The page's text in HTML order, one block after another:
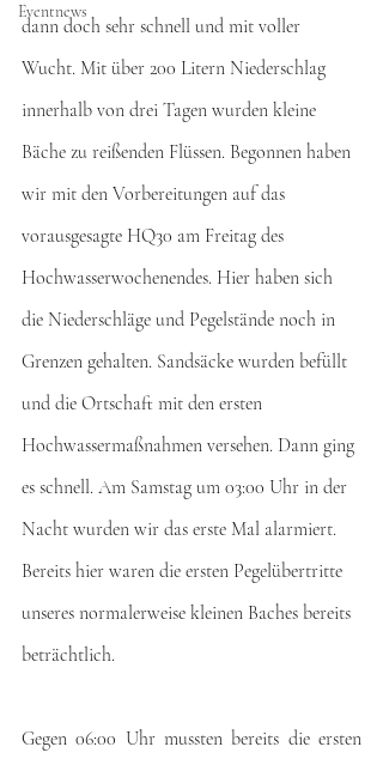
Eventnews
dann doch sehr schnell und mit voller
Wucht. Mit über 200 Litern Niederschlag
innerhalb von drei Tagen wurden kleine
Bäche zu reißenden Flüssen. Begonnen haben
wir mit den Vorbereitungen auf das
vorausgesagte HQ30 am Freitag des
Hochwasserwochenendes. Hier haben sich
die Niederschläge und Pegelstände noch in
Grenzen gehalten. Sandsäcke wurden befüllt
und die Ortschaft mit den ersten
Hochwassermaßnahmen versehen. Dann ging
es schnell. Am Samstag um 03:00 Uhr in der
Nacht wurden wir das erste Mal alarmiert.
Bereits hier waren die ersten Pegelübertritte
unseres normalerweise kleinen Baches bereits
beträchtlich.
Gegen 06:00 Uhr mussten bereits die ersten